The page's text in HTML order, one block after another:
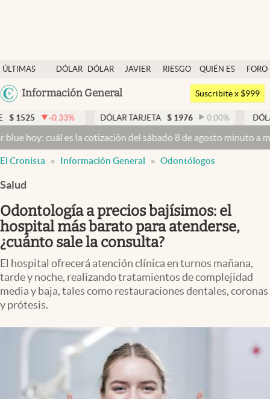
ÚLTIMAS
NOTICIAS
DÓLAR
DÓLAR
JAVIER
RIESGO
QUIÉN ES
QUIÉN
FORO
Argentina
México
Información General
Dólar
Members
Economía y Política
Finanzas y Mercados
Mercados Online
Columnistas
Otras secciones
Infotechnology
Clase
El Cronista Studio
Suscribite x $999
% DÓLAR TARJETA $ 1976 0.00% DÓLAR MEP
la cotización del sábado 8 de agosto minuto a minuto Dólar hoy
El Cronista Información General Odontólogos
Salud
Odontología a precios bajísimos: el
hospital más barato para atenderse,
¿cuánto sale la consulta?
El hospital ofrecerá atención clínica en turnos mañana,
tarde y noche, realizando tratamientos de complejidad
media y baja, tales como restauraciones dentales, coronas
y prótesis.